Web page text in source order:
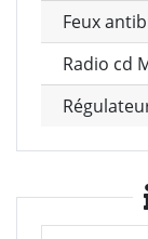
Feux
Radio cd